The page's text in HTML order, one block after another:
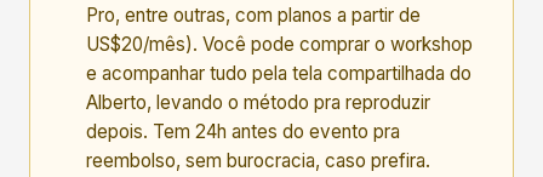
Pro, entre outras, com planos a partir de
US$20/mês). Você pode comprar o workshop
e acompanhar tudo pela tela compartilhada do
Alberto, levando o método pra reproduzir
depois. Tem 24h antes do evento pra
reembolso, sem burocracia, caso prefira.